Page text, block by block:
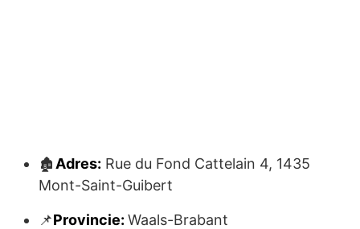
🏚️ Adres: Rue du Fond Cattelain 4, 1435
Mont-Saint-Guibert
📌Provincie: Waals-Brabant